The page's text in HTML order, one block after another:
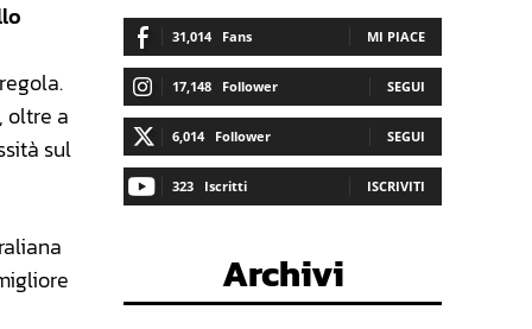
, oltre a
sul
31,014 Fans MI PIACE
17,148 Follower SEGUI
6,014 Follower SEGUI
323 Iscritti ISCRIVITI
Archivi